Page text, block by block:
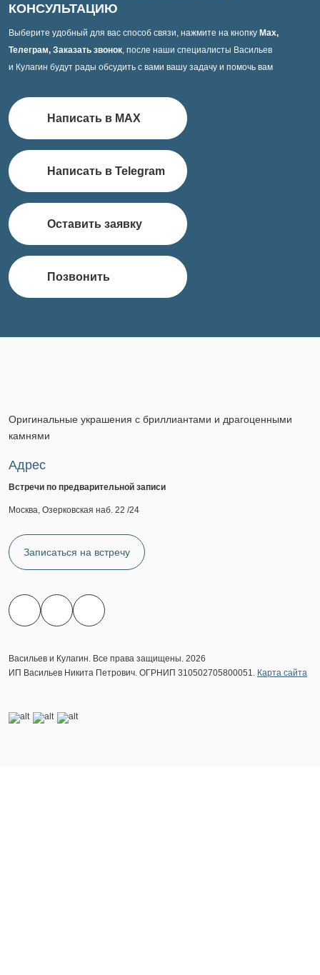
КОНСУЛЬТАЦИЮ
Выберите удобный для вас способ связи, нажмите на кнопку Max,
Телеграм, Заказать звонок, после наши специалисты Васильев
и Кулагин будут рады обсудить с вами вашу задачу и помочь вам
Написать в MAX
Написать в Telegram
Оставить заявку
Позвонить
Оригинальные украшения с бриллиантами и драгоценными
камнями
Адрес
Встречи по предварительной записи
Москва, Озерковская наб. 22 /24
Записаться на встречу
Васильев и Кулагин. Все права защищены. 2026
ИП Васильев Никита Петрович. ОГРНИП 310502705800051. Карта сайта